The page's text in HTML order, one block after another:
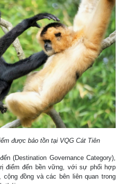
được bảo tồn tại VQG Cát Tiên
(Destination Governance Category),
điểm đến bền vững, với sự phối hợp
đồng và các bên liên quan trong